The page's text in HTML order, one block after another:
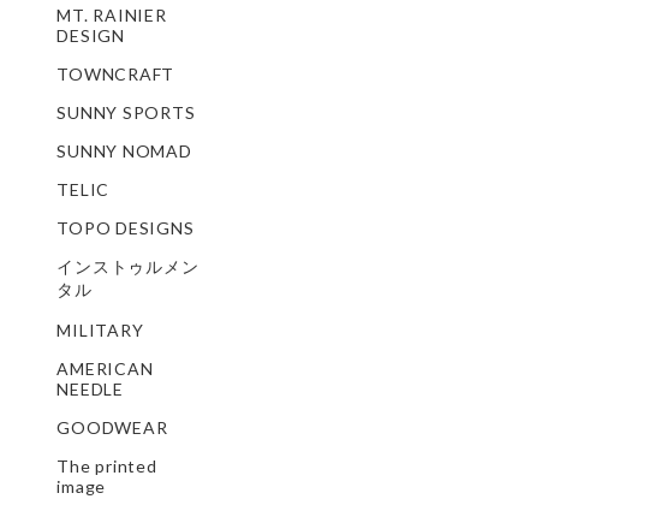
MT. RAINIER
DESIGN
TOWNCRAFT
SUNNY SPORTS
SUNNY NOMAD
TELIC
TOPO DESIGNS
インストゥルメン
タル
MILITARY
AMERICAN
NEEDLE
GOODWEAR
The printed
image